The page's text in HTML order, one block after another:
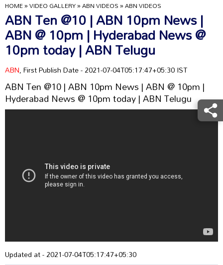
HOME»VIDEO GALLERY»ABN VIDEOS»ABN VIDEOS
ABN Ten @10 | ABN 10pm News |
ABN @ 10pm | Hyderabad News @
10pm today | ABN Telugu
ABN, First Publish Date - 2021-07-04T05:17:47+05:30 IST
ABN Ten @10 | ABN 10pm News | ABN @ 10pm |
Hyderabad News @ 10pm today | ABN Telugu
Updated at - 2021-07-04T05:17:47+05:30